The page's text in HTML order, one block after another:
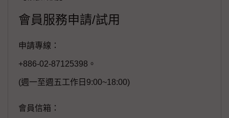
會員服務申請/試用
申請專線：
+886-02-87125398。
(週一至週五工作日9:00~18:00)
會員信箱：